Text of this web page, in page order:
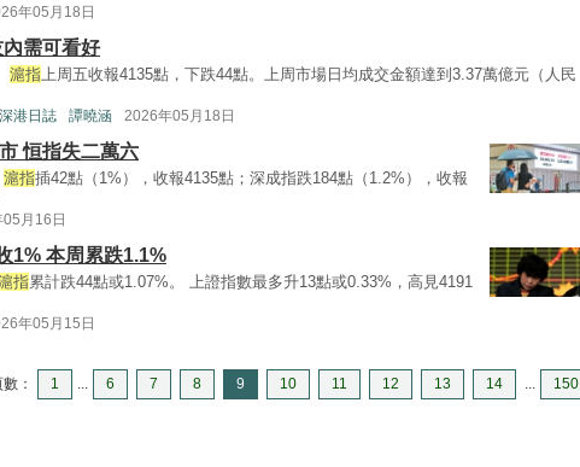
年05月18日
需可看好
滬指 上周五收報4135點，下跌44點。上周市場日均成交金額達到3.37萬億元（人民
港日誌 譚曉涵 2026年05月18日
恒指失二萬六
滬指插42點（1%），收報4135點；深成指跌184點（1.2%），收報
月16日
1% 本周累跌1.1%
指累計跌44點或1.07%。 上證指數最多升13點或0.33%，高見4191
年05月15日
： 1 6 7 8 9 10 11 12 13 14 150